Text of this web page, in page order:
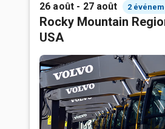
26 août - 27 août 2
Rocky Mountain
USA